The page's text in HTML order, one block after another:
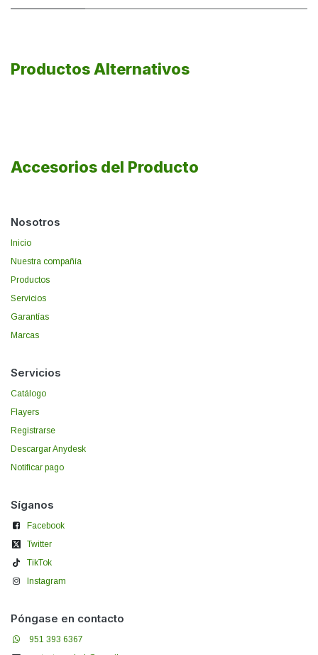
Productos Alternativos
Accesorios del Producto
Nosotros
Inicio
Nuestra compañía
Productos
Servicios
Garantías
Marcas
Servicios
Catálogo
Flayers
Registrarse
Descargar Anydesk
Notificar pago
Síganos
Facebook
Twitter
TikTok
Instagram
Póngase en contacto
951 393 6367